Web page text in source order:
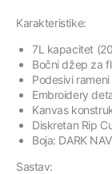
Karakteristike:
7L kapacitet
Bočni džep za
Podesivi
Embroidery
Kanvas
Diskretan Rip
Boja: DARK
Sastav: